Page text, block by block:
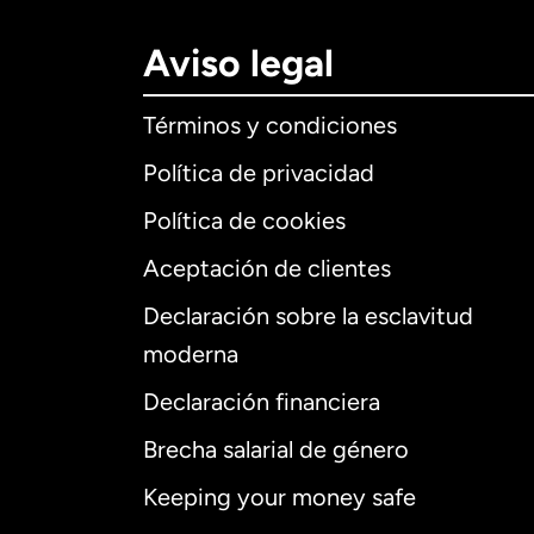
Aviso legal
Términos y condiciones
Política de privacidad
Política de cookies
Aceptación de clientes
Declaración sobre la esclavitud
moderna
Declaración financiera
Brecha salarial de género
Keeping your money safe
Internacional
Alemania